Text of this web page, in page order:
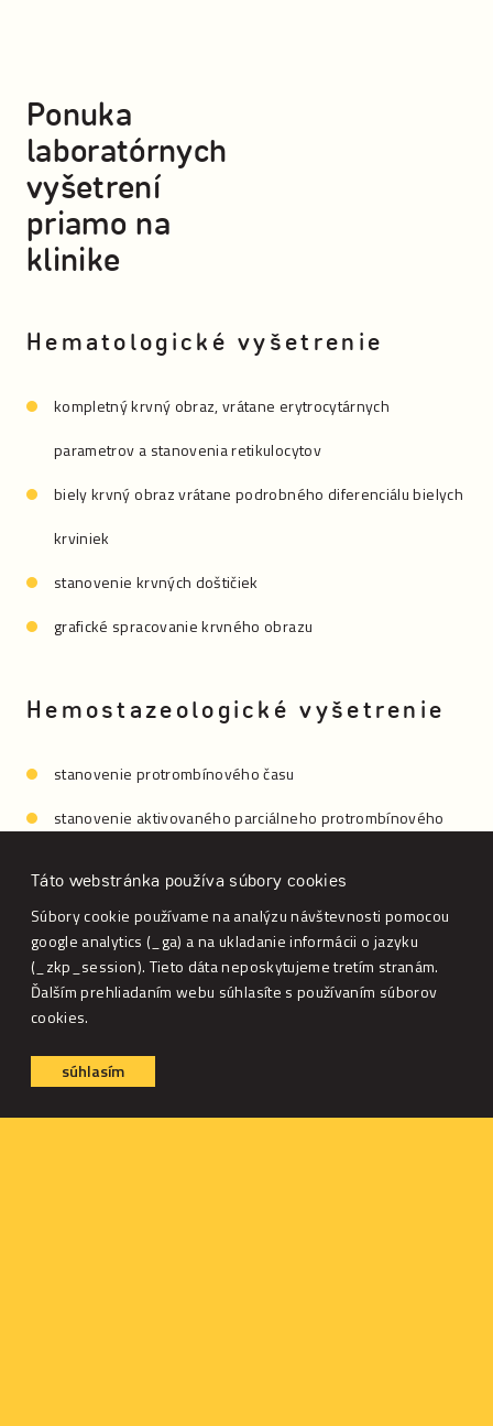
Ponuka
laboratórnych
vyšetrení
priamo na
klinike
Hematologické vyšetrenie
kompletný krvný obraz, vrátane erytrocytárnych
parametrov a stanovenia retikulocytov
biely krvný obraz vrátane podrobného diferenciálu bielych
krviniek
stanovenie krvných doštičiek
grafické spracovanie krvného obrazu
Hemostazeologické vyšetrenie
stanovenie protrombínového času
stanovenie aktivovaného parciálneho protrombínového
Biochemické vyšetrenie
biochemicky profil zostavený individuálne podľa potreby
konkrétneho pacienta. Široké spektrum vyšetrovaných
Táto webstránka používa súbory cookies
Súbory cookie používame na analýzu návštevnosti pomocou
google analytics (_ga) a na ukladanie informácii o jazyku
(_zkp_session). Tieto dáta neposkytujeme tretím stranám.
Ďalším prehliadaním webu súhlasíte s používaním súborov
cookies.
súhlasím